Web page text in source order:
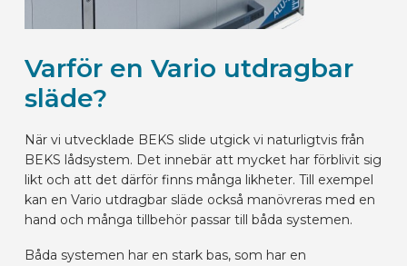
Varför en Vario utdragbar
släde?
När vi utvecklade BEKS slide utgick vi naturligtvis från
BEKS lådsystem. Det innebär att mycket har förblivit sig
likt och att det därför finns många likheter. Till exempel
kan en Vario utdragbar släde också manövreras med en
hand och många tillbehör passar till båda systemen.
Båda systemen har en stark bas, som har en